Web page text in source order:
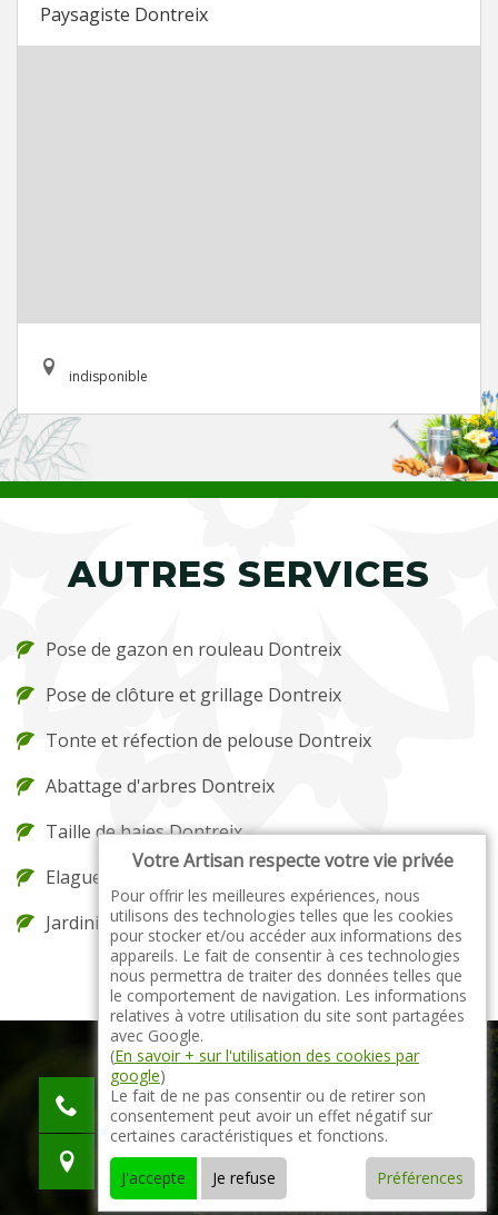
Paysagiste Dontreix
indisponible
AUTRES SERVICES
Pose de gazon en rouleau Dontreix
Pose de clôture et grillage Dontreix
Tonte et réfection de pelouse Dontreix
Abattage d'arbres Dontreix
Taille de haies Dontreix
Elagueur Dontreix
Jardinier Dontreix
indisponible
indisponible
indisponible
Votre Artisan respecte votre vie privée
Pour offrir les meilleures expériences, nous
utilisons des technologies telles que les cookies
pour stocker et/ou accéder aux informations des
appareils. Le fait de consentir à ces technologies
nous permettra de traiter des données telles que
le comportement de navigation. Les informations
relatives à votre utilisation du site sont partagées
avec Google.
(En savoir + sur l'utilisation des cookies par
google)
Le fait de ne pas consentir ou de retirer son
consentement peut avoir un effet négatif sur
certaines caractéristiques et fonctions.
J'accepte
Je refuse Préférences